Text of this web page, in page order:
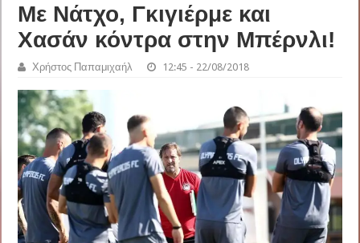
Με Νάτχο, Γκιγιέρμε και
Χασάν κόντρα στην Μπέρνλι!
Χρήστος Παπαμιχαήλ 12:45 - 22/08/2018